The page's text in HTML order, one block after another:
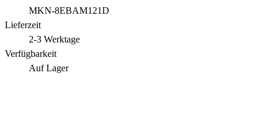
MKN-8EBAM121D
Lieferzeit
2-3 Werktage
Verfügbarkeit
Auf Lager